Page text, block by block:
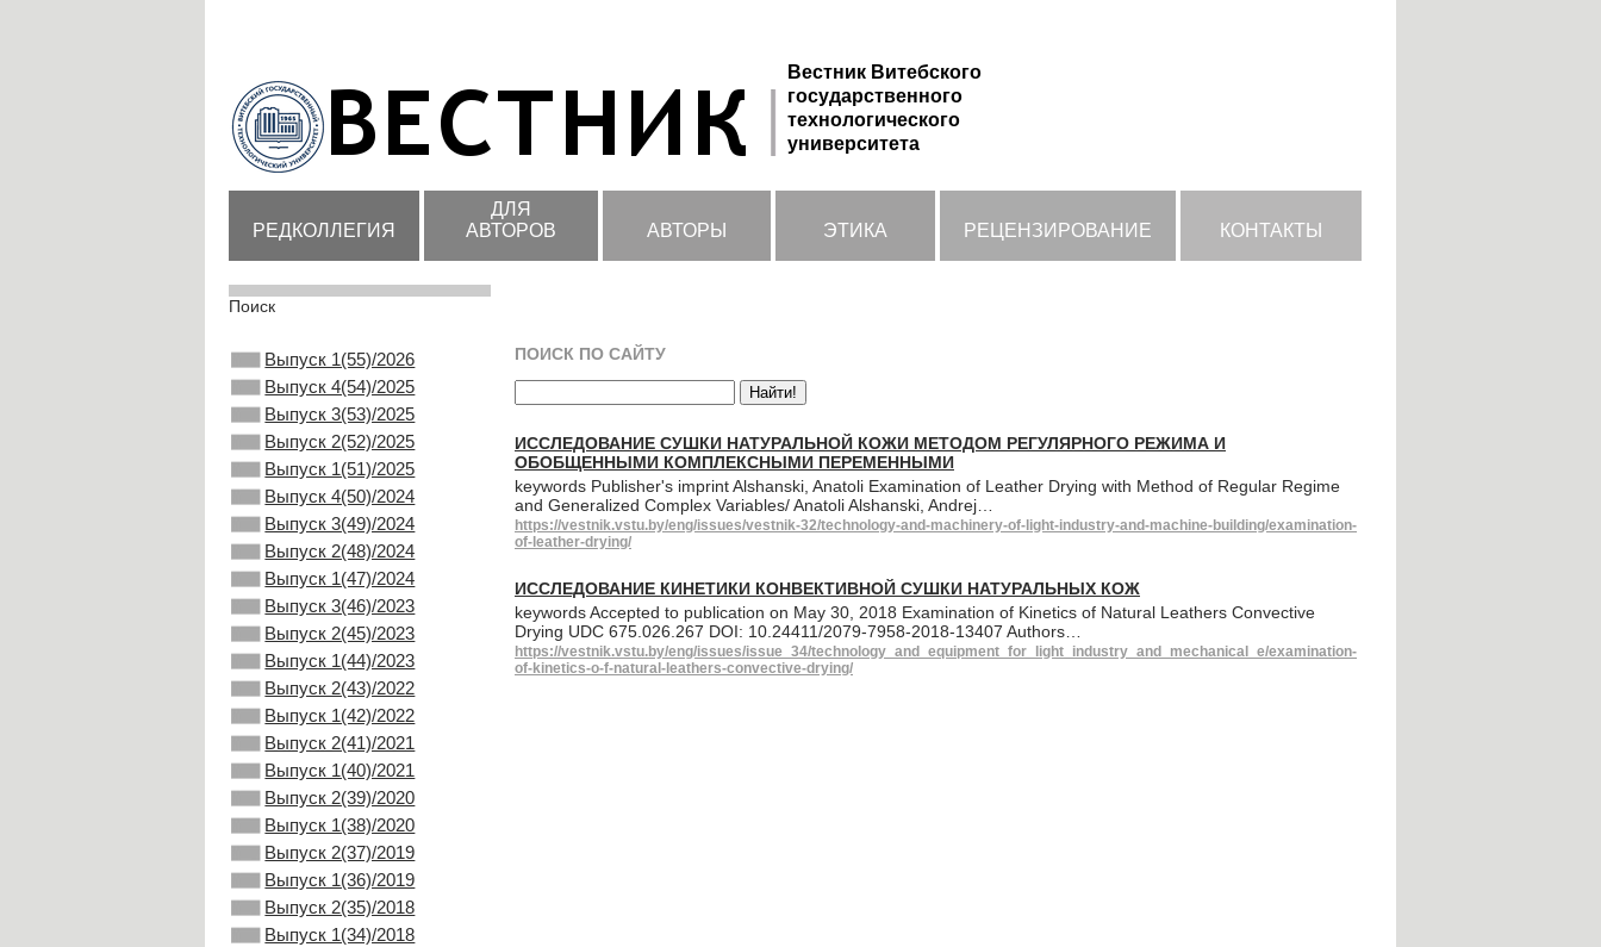
Вестник Витебского
государственного
технологического
университета
РЕДКОЛЛЕГИЯ
ДЛЯ
АВТОРОВ
АВТОРЫ ЭТИКА РЕЦЕНЗИРОВАНИЕ КОНТАКТЫ
Поиск
Выпуск 1(55)/2026
Выпуск 4(54)/2025
Выпуск 3(53)/2025
Выпуск 2(52)/2025
Выпуск 1(51)/2025
Выпуск 4(50)/2024
Выпуск 3(49)/2024
Выпуск 2(48)/2024
Выпуск 1(47)/2024
Выпуск 3(46)/2023
Выпуск 2(45)/2023
Выпуск 1(44)/2023
Выпуск 2(43)/2022
Выпуск 1(42)/2022
Выпуск 2(41)/2021
Выпуск 1(40)/2021
Выпуск 2(39)/2020
Выпуск 1(38)/2020
Выпуск 2(37)/2019
Выпуск 1(36)/2019
Выпуск 2(35)/2018
Выпуск 1(34)/2018
ПОИСК ПО САЙТУ
ИССЛЕДОВАНИЕ СУШКИ НАТУРАЛЬНОЙ КОЖИ МЕТОДОМ РЕГУЛЯРНОГО РЕЖИМА И
ОБОБЩЕННЫМИ КОМПЛЕКСНЫМИ ПЕРЕМЕННЫМИ
keywords Publisher's imprint Alshanski, Anatoli Examination of Leather Drying with Method of Regular Regime
and Generalized Complex Variables/ Anatoli Alshanski, Andrej…
https://vestnik.vstu.by/eng/issues/vestnik-32/technology-and-machinery-of-light-industry-and-machine-building/examination-
of-leather-drying/
ИССЛЕДОВАНИЕ КИНЕТИКИ КОНВЕКТИВНОЙ СУШКИ НАТУРАЛЬНЫХ КОЖ
keywords Accepted to publication on May 30, 2018 Examination of Kinetics of Natural Leathers Convective
Drying UDC 675.026.267 DOI: 10.24411/2079-7958-2018-13407 Authors…
https://vestnik.vstu.by/eng/issues/issue_34/technology_and_equipment_for_light_industry_and_mechanical_e/examination-
of-kinetics-o-f-natural-leathers-convective-drying/